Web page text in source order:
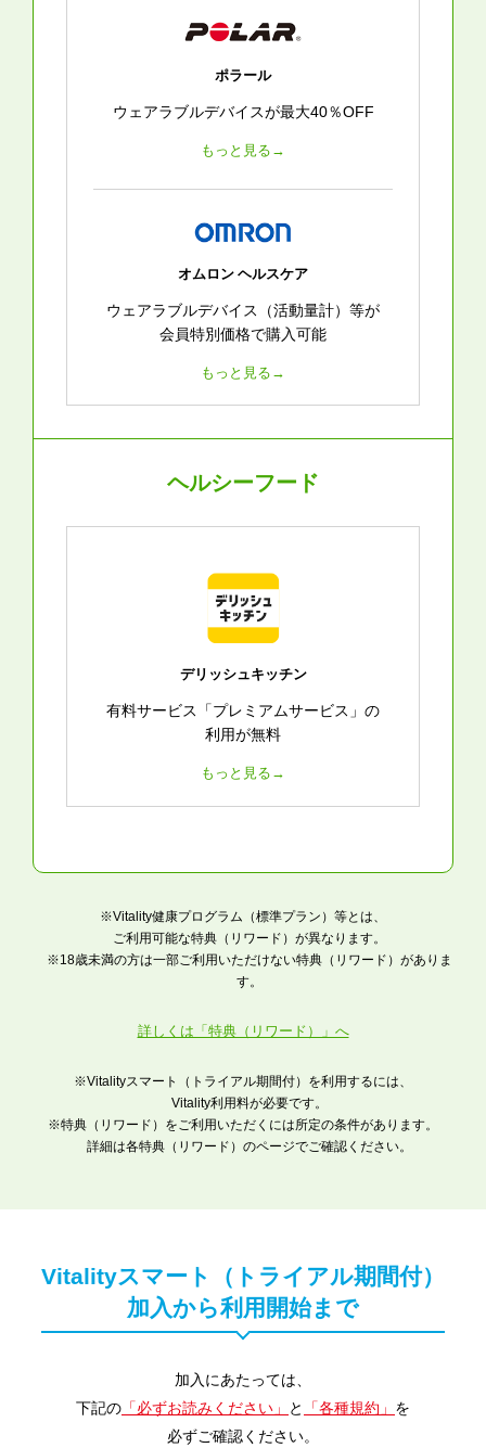
ポラール
ウェアラブルデバイスが最大40％OFF
もっと見る→
オムロン ヘルスケア
ウェアラブルデバイス（活動量計）等が
会員特別価格で購入可能
もっと見る→
ヘルシーフード
デリッシュキッチン
有料サービス「プレミアムサービス」の
利用が無料
もっと見る→
※Vitality健康プログラム（標準プラン）等とは、
ご利用可能な特典（リワード）が異なります。
※18歳未満の方は一部ご利用いただけない特典（リワード）がありま
す。
詳しくは「特典（リワード）」へ
※Vitalityスマート（トライアル期間付）を利用するには、
Vitality利用料が必要です。
※特典（リワード）をご利用いただくには所定の条件があります。
詳細は各特典（リワード）のページでご確認ください。
Vitalityスマート（トライアル期間付）
加入から利用開始まで
加入にあたっては、
下記の 「必ずお読みください」 と 「各種規約」 を
必ずご確認ください。